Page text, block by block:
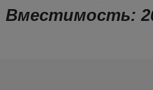
Вместимость: